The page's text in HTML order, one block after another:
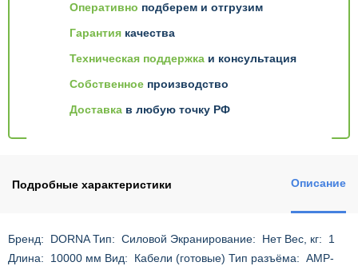
Оперативно подберем и отгрузим
Гарантия качества
Техническая поддержка и консультация
Собственное производство
Доставка в любую точку РФ
Подробные характеристики Описание
Бренд: DORNA Тип: Силовой Экранирование: Нет Вес, кг: 1
Длина: 10000 мм Вид: Кабели (готовые) Тип разъёма: AMP-